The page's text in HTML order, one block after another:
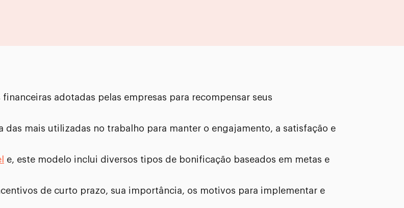
adotadas pelas empresas para recompensar seus
das mais utilizadas no trabalho para manter o engajamento, a satisfação e
e, este modelo inclui diversos tipos de bonificação baseados em metas e
de curto prazo, sua importância, os motivos para implementar e